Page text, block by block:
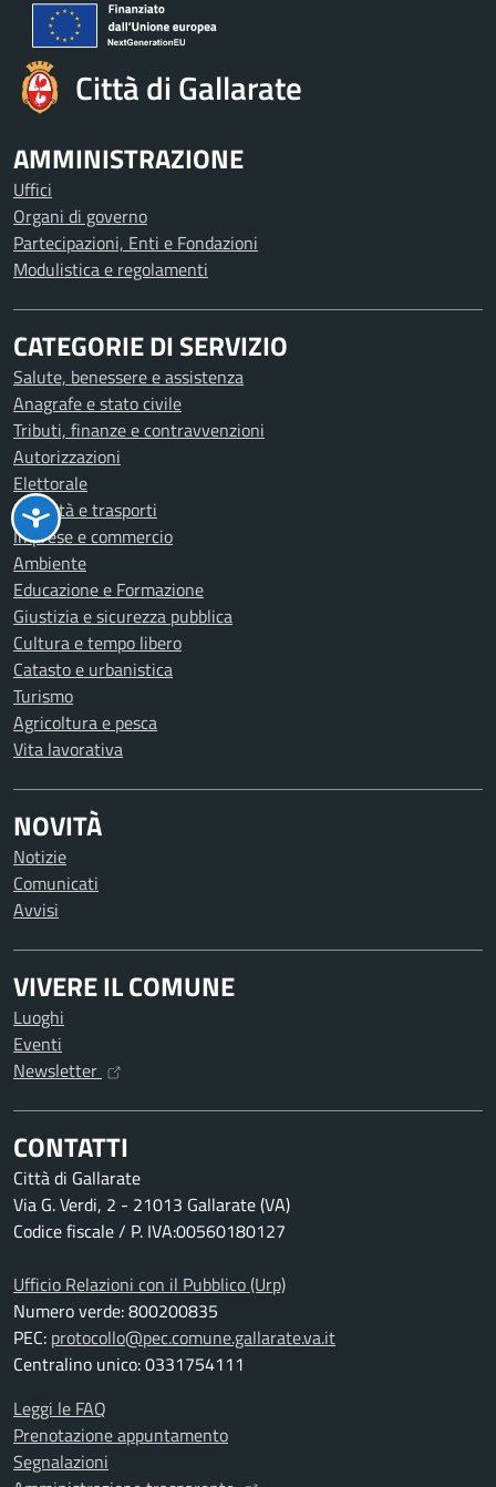
Città di Gallarate
AMMINISTRAZIONE
Uffici
Organi di governo
Partecipazioni, Enti e Fondazioni
Modulistica e regolamenti
CATEGORIE DI SERVIZIO
Salute, benessere e assistenza
Anagrafe e stato civile
Tributi, finanze e contravvenzioni
Autorizzazioni
Elettorale
Mobilità e trasporti
Imprese e commercio
Ambiente
Educazione e Formazione
Giustizia e sicurezza pubblica
Cultura e tempo libero
Catasto e urbanistica
Turismo
Agricoltura e pesca
Vita lavorativa
NOVITÀ
Notizie
Comunicati
Avvisi
VIVERE IL COMUNE
Luoghi
Eventi
Newsletter
CONTATTI
Città di Gallarate
Via G. Verdi, 2 - 21013 Gallarate (VA)
Codice fiscale / P. IVA:00560180127
Ufficio Relazioni con il Pubblico (Urp)
Numero verde: 800200835
PEC: protocollo@pec.comune.gallarate.va.it
Centralino unico: 0331754111
Leggi le FAQ
Prenotazione appuntamento
Segnalazioni